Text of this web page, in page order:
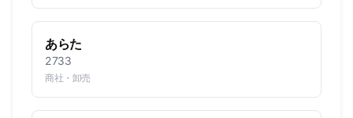
あらた
2733
商社・卸売